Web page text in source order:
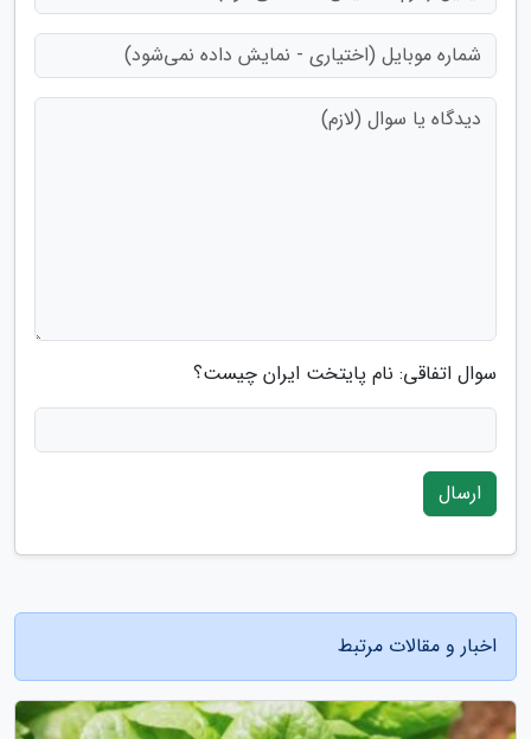
سوال اتفاقی: نام پایتخت ایران چیست؟
ارسال
اخبار و مقالات مرتبط